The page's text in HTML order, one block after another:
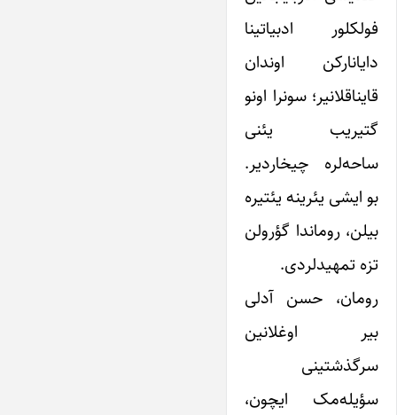
فولکلور ادبیاتینا
دایانارکن اوندان
قایناقلانیر؛ سونرا اونو
گتیریب یئنی
ساحه‌لره چیخاردیر.
بو ایشی یئرینه یئتیره
بیلن، روماندا گؤرولن
تزه تمهیدلردی.
رومان، حسن آدلی
بیر اوغلانین
سرگذشتینی
سؤیله‌مک ایچون،